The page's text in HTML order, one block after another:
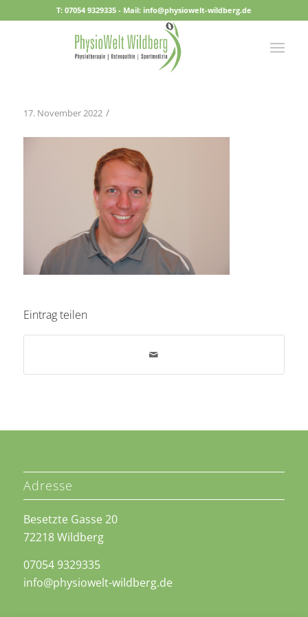
T: 07054 9329335 - Mail: info@physiowelt-wildberg.de
17. November 2022 /
Eintrag teilen
Adresse
Besetzte Gasse 20
72218 Wildberg
07054 9329335
info@physiowelt-wildberg.de